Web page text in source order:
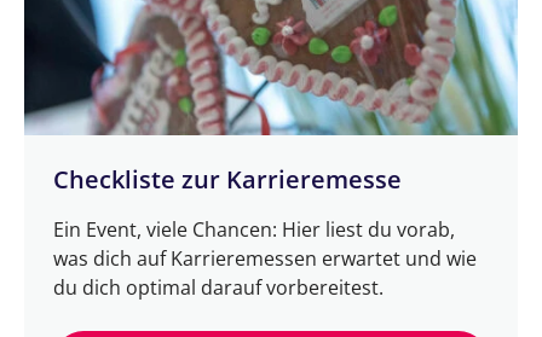
Checkliste zur Karrieremesse
Ein Event, viele Chancen: Hier liest du vorab,
was dich auf Karrieremessen erwartet und wie
du dich optimal darauf vorbereitest.